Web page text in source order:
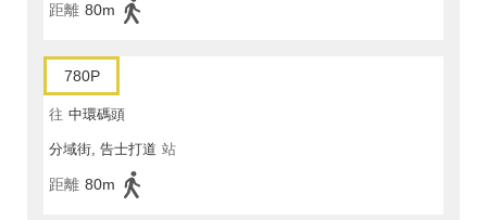
距離 80m
780P
往 中環碼頭
分域街, 告士打道 站
距離 80m